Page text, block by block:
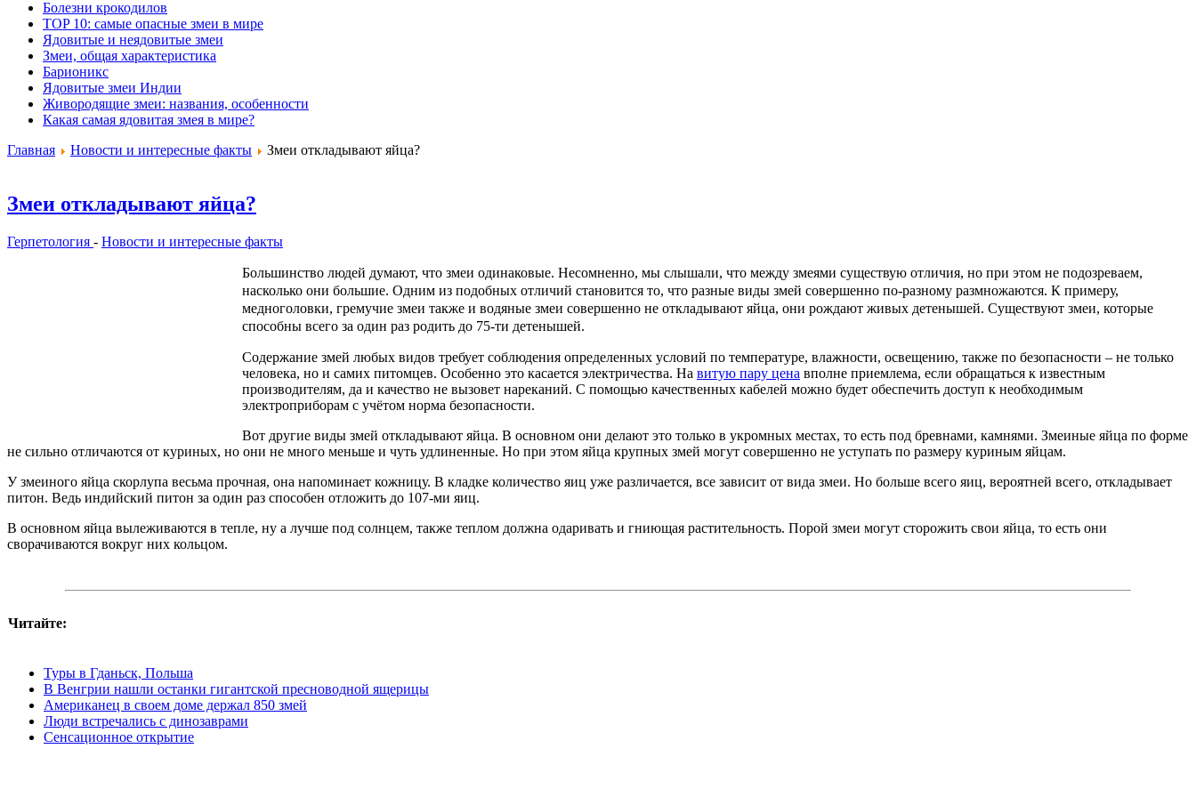
Болезни крокодилов
TOP 10: самые опасные змеи в мире
Ядовитые и неядовитые змеи
Змеи, общая характеристика
Барионикс
Ядовитые змеи Индии
Живородящие змеи: названия, особенности
Какая самая ядовитая змея в мире?
Главная
Новости и интересные факты Змеи откладывают яйца?
Змеи откладывают яйца?
Герпетология - Новости и интересные факты
Большинство людей думают, что змеи одинаковые. Несомненно, мы слышали, что между змеями существую отличия, но при этом не подозреваем,
насколько они большие. Одним из подобных отличий становится то, что разные виды змей совершенно по-разному размножаются. К примеру,
медноголовки, гремучие змеи также и водяные змеи совершенно не откладывают яйца, они рождают живых детенышей. Существуют змеи, которые
способны всего за один раз родить до 75-ти детенышей.
Содержание змей любых видов требует соблюдения определенных условий по температуре, влажности, освещению, также по безопасности – не только
человека, но и самих питомцев. Особенно это касается электричества. На витую пару цена вполне приемлема, если обращаться к известным
производителям, да и качество не вызовет нареканий. С помощью качественных кабелей можно будет обеспечить доступ к необходимым
электроприборам с учётом норма безопасности.
Вот другие виды змей откладывают яйца. В основном они делают это только в укромных местах, то есть под бревнами, камнями. Змеиные яйца по форме
не сильно отличаются от куриных, но они не много меньше и чуть удлиненные. Но при этом яйца крупных змей могут совершенно не уступать по размеру куриным яйцам.
У змеиного яйца скорлупа весьма прочная, она напоминает кожницу. В кладке количество яиц уже различается, все зависит от вида змеи. Но больше всего яиц, вероятней всего, откладывает
питон. Ведь индийский питон за один раз способен отложить до 107-ми яиц.
В основном яйца вылеживаются в тепле, ну а лучше под солнцем, также теплом должна одаривать и гниющая растительность. Порой змеи могут сторожить свои яйца, то есть они
сворачиваются вокруг них кольцом.
Читайте:
Туры в Гданьск, Польша
В Венгрии нашли останки гигантской пресноводной ящерицы
Американец в своем доме держал 850 змей
Люди встречались с динозаврами
Сенсационное открытие